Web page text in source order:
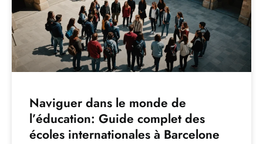
Naviguer dans le monde de
l’éducation: Guide complet des
écoles internationales à Barcelone